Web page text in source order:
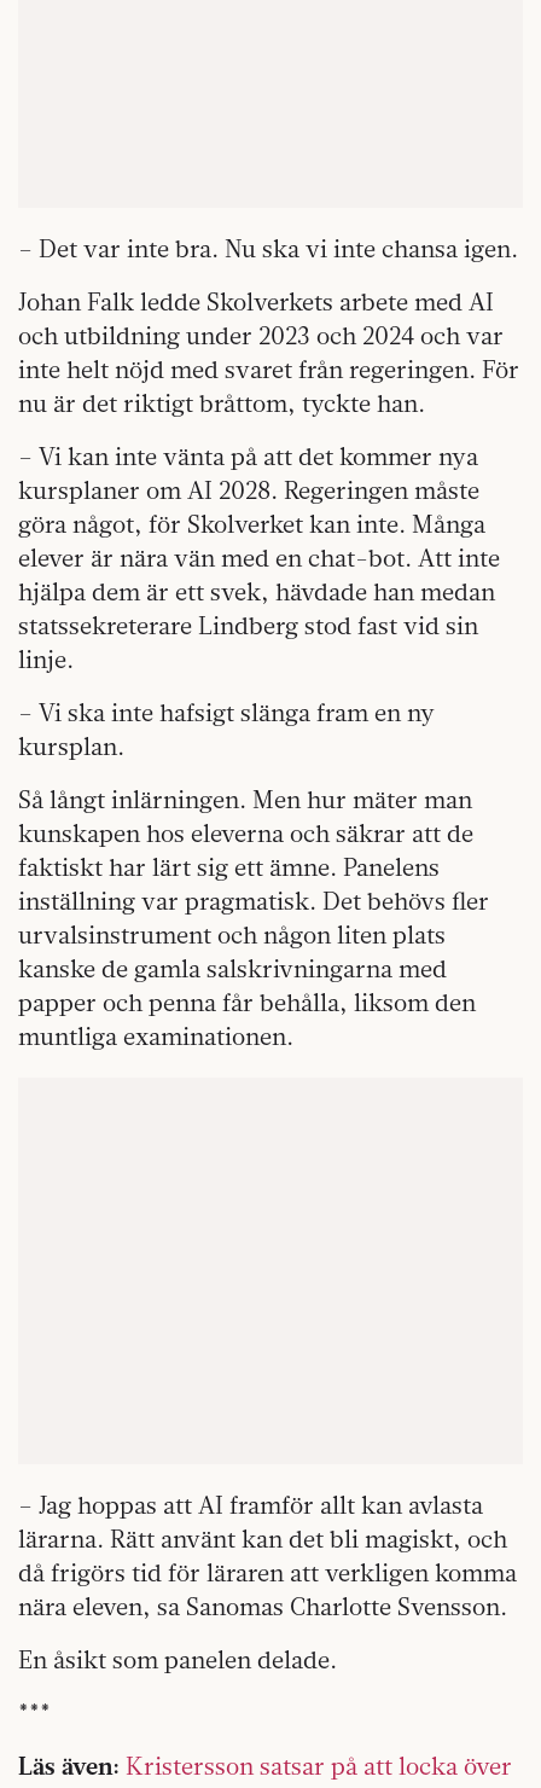
– Det var inte bra. Nu ska vi inte chansa igen.
Johan Falk ledde Skolverkets arbete med AI
och utbildning under 2023 och 2024 och var
inte helt nöjd med svaret från regeringen. För
nu är det riktigt bråttom, tyckte han.
– Vi kan inte vänta på att det kommer nya
kursplaner om AI 2028. Regeringen måste
göra något, för Skolverket kan inte. Många
elever är nära vän med en chat-bot. Att inte
hjälpa dem är ett svek, hävdade han medan
statssekreterare Lindberg stod fast vid sin
linje.
– Vi ska inte hafsigt slänga fram en ny
kursplan.
Så långt inlärningen. Men hur mäter man
kunskapen hos eleverna och säkrar att de
faktiskt har lärt sig ett ämne. Panelens
inställning var pragmatisk. Det behövs fler
urvalsinstrument och någon liten plats
kanske de gamla salskrivningarna med
papper och penna får behålla, liksom den
muntliga examinationen.
– Jag hoppas att AI framför allt kan avlasta
lärarna. Rätt använt kan det bli magiskt, och
då frigörs tid för läraren att verkligen komma
nära eleven, sa Sanomas Charlotte Svensson.
En åsikt som panelen delade.
***
Läs även: Kristersson satsar på att locka över